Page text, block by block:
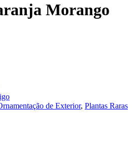
Morango
de Exterior, Plantas Raras